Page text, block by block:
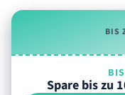
BIS
Spare bis zu